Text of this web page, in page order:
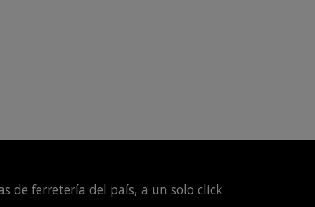
de ferretería del país, a un solo click